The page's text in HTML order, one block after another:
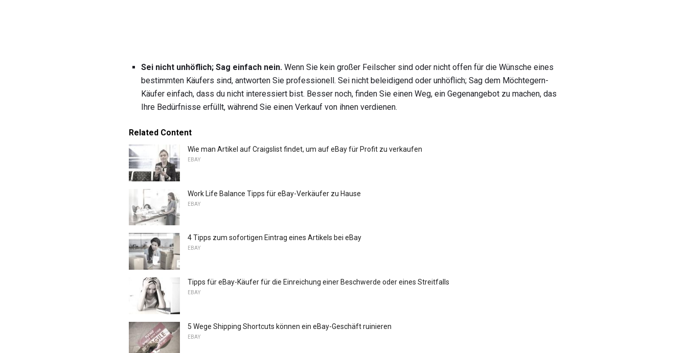
Sei nicht unhöflich; Sag einfach nein. Wenn Sie kein großer Feilscher sind oder nicht offen für die Wünsche eines
bestimmten Käufers sind, antworten Sie professionell. Sei nicht beleidigend oder unhöflich; Sag dem Möchtegern-
Käufer einfach, dass du nicht interessiert bist. Besser noch, finden Sie einen Weg, ein Gegenangebot zu machen, das
Ihre Bedürfnisse erfüllt, während Sie einen Verkauf von ihnen verdienen.
Related Content
Wie man Artikel auf Craigslist findet, um auf eBay für Profit zu verkaufen
EBAY
Work Life Balance Tipps für eBay-Verkäufer zu Hause
EBAY
4 Tipps zum sofortigen Eintrag eines Artikels bei eBay
EBAY
Tipps für eBay-Käufer für die Einreichung einer Beschwerde oder eines Streitfalls
EBAY
5 Wege Shipping Shortcuts können ein eBay-Geschäft ruinieren
EBAY